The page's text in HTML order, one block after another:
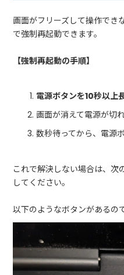
画面がフリーズして操作でき
で強制再起動できます。
【強制再起動の手順】
電源ボタンを10秒以上
画面が消えて電源が切
数秒待ってから、電源
これで解決しない場合は、次
してください。
以下のようなボタンがあるの